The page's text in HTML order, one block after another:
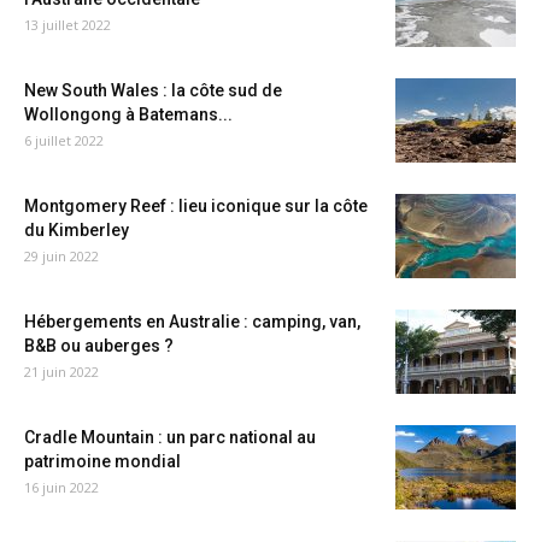
13 juillet 2022
New South Wales : la côte sud de
Wollongong à Batemans...
6 juillet 2022
Montgomery Reef : lieu iconique sur la côte
du Kimberley
29 juin 2022
Hébergements en Australie : camping, van,
B&B ou auberges ?
21 juin 2022
Cradle Mountain : un parc national au
patrimoine mondial
16 juin 2022